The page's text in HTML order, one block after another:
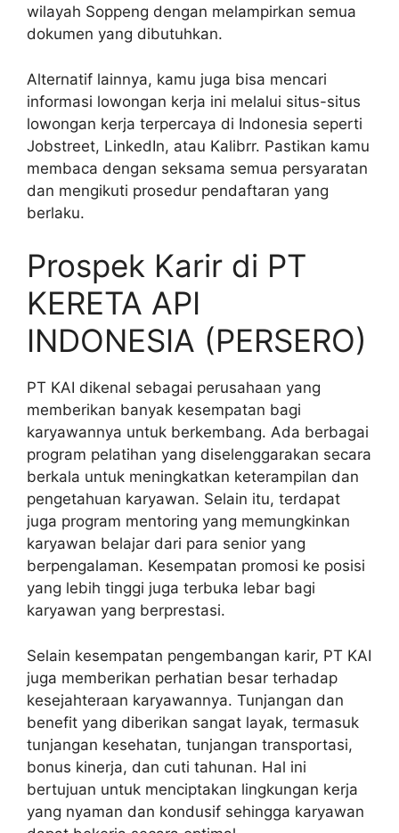
wilayah Soppeng dengan melampirkan semua
dokumen yang dibutuhkan.
Alternatif lainnya, kamu juga bisa mencari
informasi lowongan kerja ini melalui situs-situs
lowongan kerja terpercaya di Indonesia seperti
Jobstreet, LinkedIn, atau Kalibrr. Pastikan kamu
membaca dengan seksama semua persyaratan
dan mengikuti prosedur pendaftaran yang
berlaku.
Prospek Karir di PT
KERETA API
INDONESIA (PERSERO)
PT KAI dikenal sebagai perusahaan yang
memberikan banyak kesempatan bagi
karyawannya untuk berkembang. Ada berbagai
program pelatihan yang diselenggarakan secara
berkala untuk meningkatkan keterampilan dan
pengetahuan karyawan. Selain itu, terdapat
juga program mentoring yang memungkinkan
karyawan belajar dari para senior yang
berpengalaman. Kesempatan promosi ke posisi
yang lebih tinggi juga terbuka lebar bagi
karyawan yang berprestasi.
Selain kesempatan pengembangan karir, PT KAI
juga memberikan perhatian besar terhadap
kesejahteraan karyawannya. Tunjangan dan
benefit yang diberikan sangat layak, termasuk
tunjangan kesehatan, tunjangan transportasi,
bonus kinerja, dan cuti tahunan. Hal ini
bertujuan untuk menciptakan lingkungan kerja
yang nyaman dan kondusif sehingga karyawan